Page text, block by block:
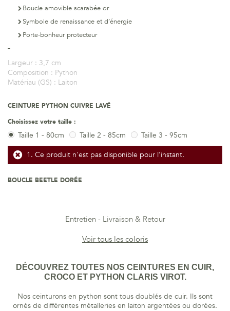
Boucle amovible scarabée or
Symbole de renaissance et d’énergie
Porte-bonheur protecteur
Largeur : 3,7 cm
Composition : Python
Matériau (GS) : Laiton
CEINTURE PYTHON CUIVRE LAVÉ
Choisissez votre taille :
Taille 1 - 80cm Taille 2 - 85cm
Taille 3 - 95cm
Ce produit n'est pas disponible pour l'instant.
BOUCLE BEETLE DORÉE
Entretien
Livraison & Retour
Voir tous les coloris
DÉCOUVREZ TOUTES NOS CEINTURES EN CUIR,
CROCO ET PYTHON CLARIS VIROT.
Nos ceinturons en python sont tous doublés de cuir. Ils sont
ornés de différentes métalleries en laiton argentées ou dorées.